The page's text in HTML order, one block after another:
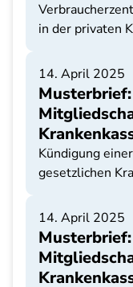
in der privaten
14. April 2025
Kündigung
gesetzlichen
14. April 2025